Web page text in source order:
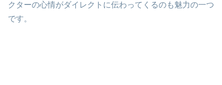
クターの心情がダイレクトに伝わってくるのも魅力の一つ
です。